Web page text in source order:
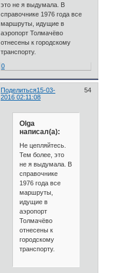
это не я выдумала. В
справочнике 1976 года все
маршруты, идущие в
аэропорт Толмачёво
отнесены к городскому
транспорту.
0
Поделиться 54
15-03-
2016 02:11:08
Olga
написал(а):
Не цепляйтесь.
Тем более, это
не я выдумала. В
справочнике
1976 года все
маршруты,
идущие в
аэропорт
Толмачёво
отнесены к
городскому
транспорту.